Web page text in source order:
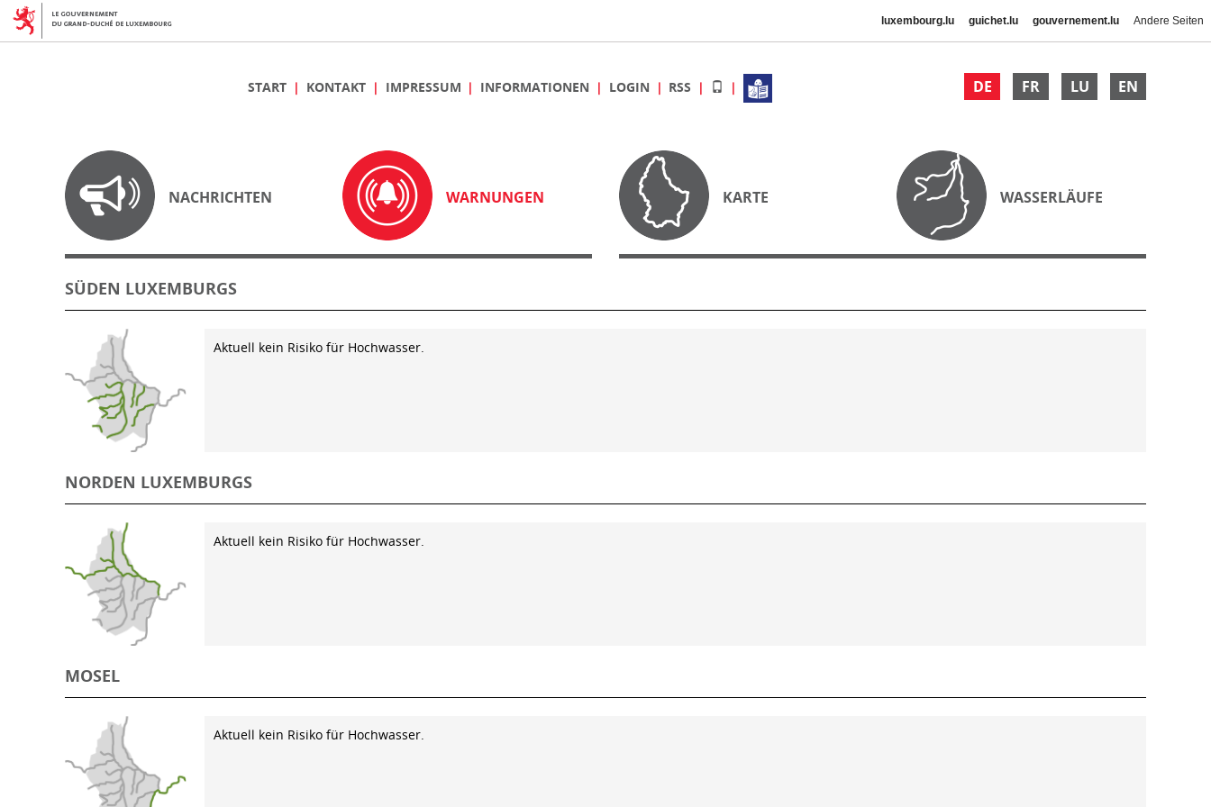
luxembourg.lu guichet.lu gouvernement.lu Andere Seiten
DE FR LU EN
START KONTAKT IMPRESSUM INFORMATIONEN LOGIN RSS
NACHRICHTEN WARNUNGEN KARTE WASSERLÄUFE
SÜDEN LUXEMBURGS
Aktuell kein Risiko für Hochwasser.
NORDEN LUXEMBURGS
Aktuell kein Risiko für Hochwasser.
MOSEL
Aktuell kein Risiko für Hochwasser.